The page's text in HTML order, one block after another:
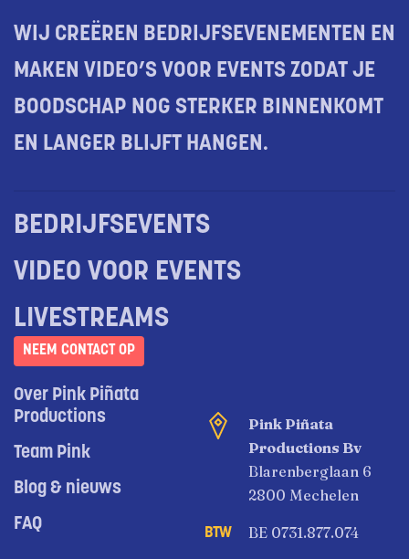
WIJ CREËREN BEDRIJFSEVENEMENTEN EN
MAKEN VIDEO’S VOOR EVENTS ZODAT JE
BOODSCHAP NOG STERKER BINNENKOMT
EN LANGER BLIJFT HANGEN.
BEDRIJFSEVENTS
VIDEO VOOR EVENTS
LIVESTREAMS
NEEM CONTACT OP
Over Pink Piñata
Productions
Team Pink
Blog & nieuws
FAQ
Pink Piñata
Productions Bv
Blarenberglaan 6
2800 Mechelen
BE 0731.877.074